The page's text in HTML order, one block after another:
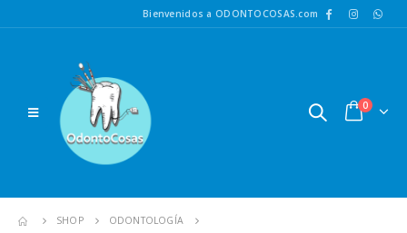
Bienvenidos a ODONTOCOSAS.com
0
SHOP
ODONTOLOGÍA